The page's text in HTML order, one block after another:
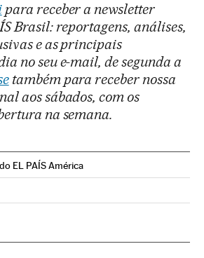
para receber a newsletter
Brasil: reportagens, análises,
e as principais
no seu e-mail, de segunda a
também para receber nossa
aos sábados, com os
na semana.
EL PAÍS América
Brasil en Twitter
País Brasil en Instagram
El País Brasil en Facebook